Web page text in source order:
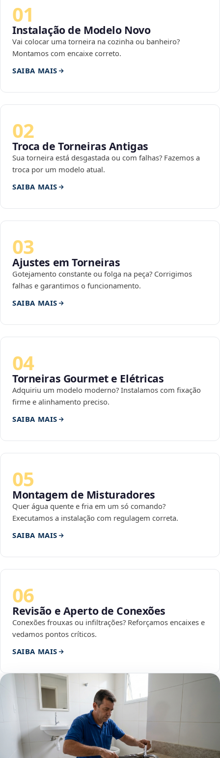
01
Instalação de Modelo Novo
Vai colocar uma torneira na cozinha ou banheiro?
Montamos com encaixe correto.
SAIBA MAIS
02
Troca de Torneiras Antigas
Sua torneira está desgastada ou com falhas? Fazemos a
troca por um modelo atual.
SAIBA MAIS
03
Ajustes em Torneiras
Gotejamento constante ou folga na peça? Corrigimos
falhas e garantimos o funcionamento.
SAIBA MAIS
04
Torneiras Gourmet e Elétricas
Adquiriu um modelo moderno? Instalamos com fixação
firme e alinhamento preciso.
SAIBA MAIS
05
Montagem de Misturadores
Quer água quente e fria em um só comando?
Executamos a instalação com regulagem correta.
SAIBA MAIS
06
Revisão e Aperto de Conexões
Conexões frouxas ou infiltrações? Reforçamos encaixes e
vedamos pontos críticos.
SAIBA MAIS